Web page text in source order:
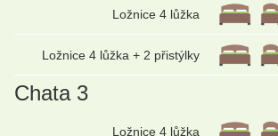
Ložnice 4 lůžka
Ložnice 4 lůžka + 2 přistýlky
Chata 3
Ložnice 4 lůžka